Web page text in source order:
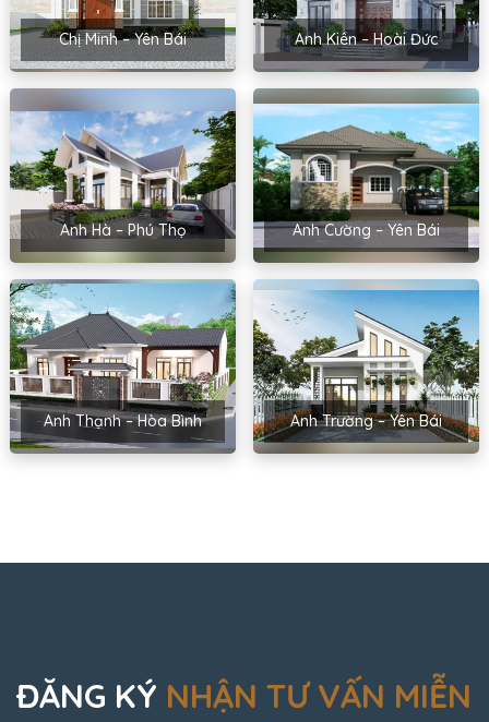
Chị Minh – Yên Bái Anh Kiên – Hoài Đức
Anh Hà – Phú Thọ Anh Cường – Yên Bái
Anh Thạnh – Hòa Bình Anh Trường – Yên Bái
ĐĂNG KÝ NHẬN TƯ VẤN MIỄN